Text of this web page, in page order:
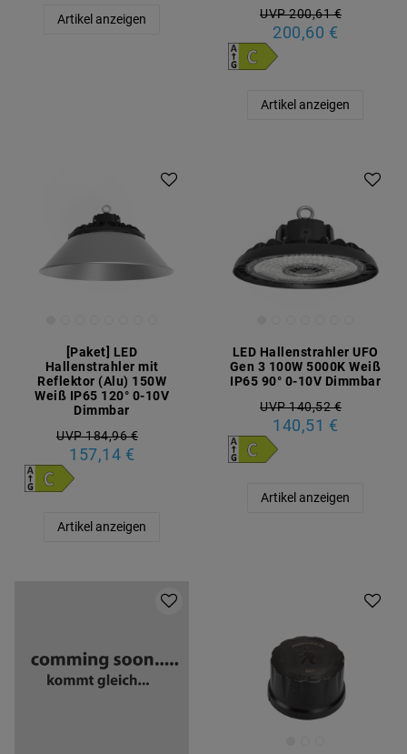
Artikel anzeigen
UVP 200,61 €
200,60 €
Artikel anzeigen
[Paket] LED
Hallenstrahler mit
Reflektor (Alu) 150W
Weiß IP65 120° 0-10V
Dimmbar
UVP 184,96 €
157,14 €
Artikel anzeigen
LED Hallenstrahler UFO
Gen 3 100W 5000K Weiß
IP65 90° 0-10V Dimmbar
UVP 140,52 €
140,51 €
Artikel anzeigen